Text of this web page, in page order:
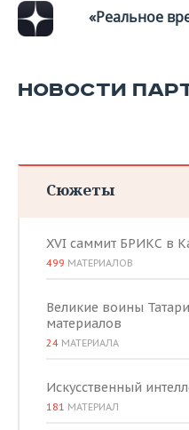
«Реальное
НОВОСТИ
Сюжеты
XVI саммит БРИКС в
499 МАТЕРИАЛОВ
Великие воины
материалов
24 МАТЕРИАЛА
Искусственный
181 МАТЕРИАЛ